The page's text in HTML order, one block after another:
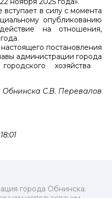
в силу с момента
опубликованию
на отношения,
постановления
администрации города
хозяйства
Обнинска С.В. Перевалов
города Обнинска.